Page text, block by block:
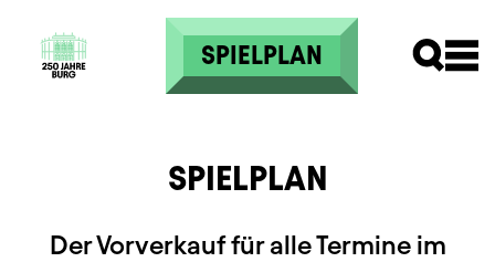
Direkt zum Inhalt
SPIELPLAN
SPIELPLAN
Der Vorverkauf für alle Termine im